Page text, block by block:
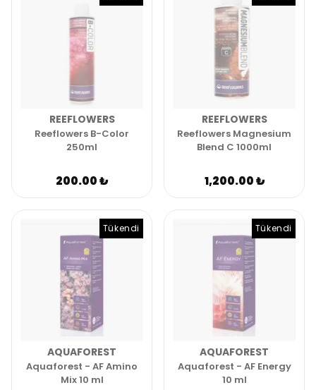
REEFLOWERS
Reeflowers B-Color
250ml
200.00 ₺
REEFLOWERS
Reeflowers Magnesium
Blend C 1000ml
1,200.00 ₺
Tükendi
AQUAFOREST
Aquaforest - AF Amino
Mix 10 ml
Tükendi
AQUAFOREST
Aquaforest - AF Energy
10 ml